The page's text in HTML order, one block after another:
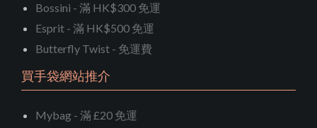
Bossini - 滿 HK$300 免運
Esprit - 滿 HK$500 免運
Butterfly Twist - 免運費
買手袋網站推介
Mybag - 滿 £20 免運